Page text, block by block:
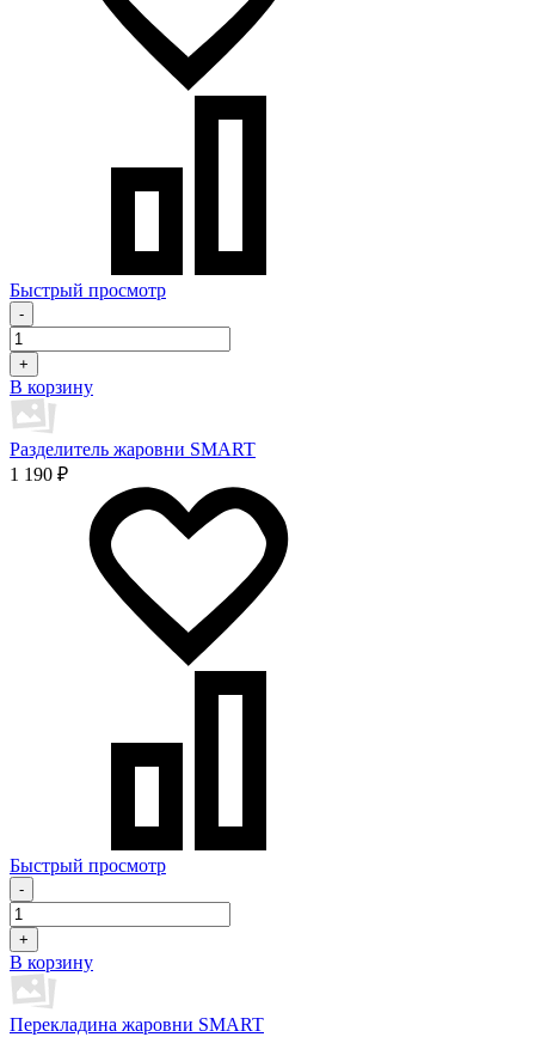
Быстрый просмотр
-
+
В корзину
Разделитель жаровни SMART
1 190 ₽
Быстрый просмотр
-
+
В корзину
Перекладина жаровни SMART